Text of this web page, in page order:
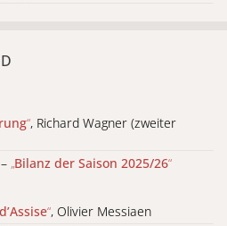
“, Richard Wagner (zweiter
„Bilanz der Saison 2025/26“
“, Olivier Messiaen